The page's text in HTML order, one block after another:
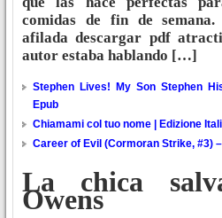
comidas de fin de
afilada descargar pdf
autor estaba hablando […]
Stephen Lives! My Son Stephen
Epub
Chiamami col tuo nome | Edizione
Career of Evil (Cormoran Strike, #3)
La chica
Owens